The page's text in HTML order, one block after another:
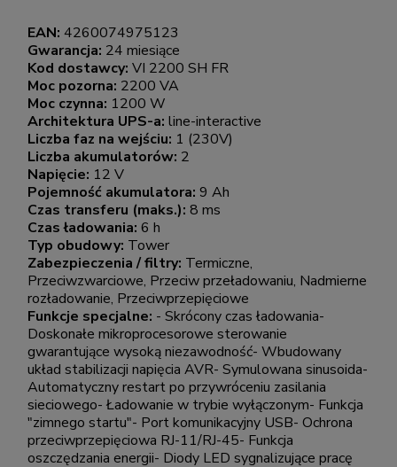
EAN: 4260074975123
Gwarancja: 24 miesiące
Kod dostawcy: VI 2200 SH FR
Moc pozorna: 2200 VA
Moc czynna: 1200 W
Architektura UPS-a: line-interactive
Liczba faz na wejściu: 1 (230V)
Liczba akumulatorów: 2
Napięcie: 12 V
Pojemność akumulatora: 9 Ah
Czas transferu (maks.): 8 ms
Czas ładowania: 6 h
Typ obudowy: Tower
Zabezpieczenia / filtry: Termiczne,
Przeciwzwarciowe, Przeciw przeładowaniu, Nadmierne
rozładowanie, Przeciwprzepięciowe
Funkcje specjalne: - Skrócony czas ładowania-
Doskonałe mikroprocesorowe sterowanie
gwarantujące wysoką niezawodność- Wbudowany
układ stabilizacji napięcia AVR- Symulowana sinusoida-
Automatyczny restart po przywróceniu zasilania
sieciowego- Ładowanie w trybie wyłączonym- Funkcja
"zimnego startu"- Port komunikacyjny USB- Ochrona
przeciwprzepięciowa RJ-11/RJ-45- Funkcja
oszczędzania energii- Diody LED sygnalizujące pracę